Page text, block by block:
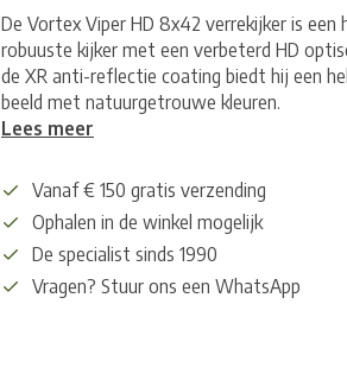
De Vortex Viper HD 8x42 verrekijker is een
robuuste kijker met een verbeterd HD
de XR anti-reflectie coating biedt hij een
beeld met natuurgetrouwe kleuren.
Lees meer
Vanaf € 150 gratis verzending
Ophalen in de winkel mogelijk
De specialist sinds 1990
Vragen? Stuur ons een WhatsApp